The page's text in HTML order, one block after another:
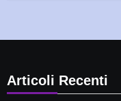
Articoli Recenti